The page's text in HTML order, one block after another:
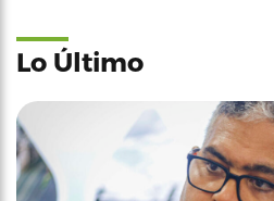
Lo Último